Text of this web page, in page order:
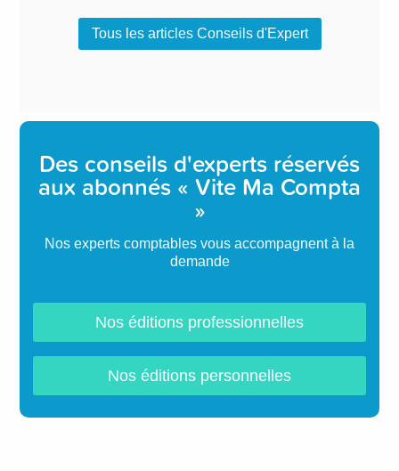
Tous les articles Conseils d'Expert
Des conseils d'experts réservés
aux abonnés « Vite Ma Compta
»
Nos experts comptables vous accompagnent à la
demande
Nos éditions professionnelles
Nos éditions personnelles